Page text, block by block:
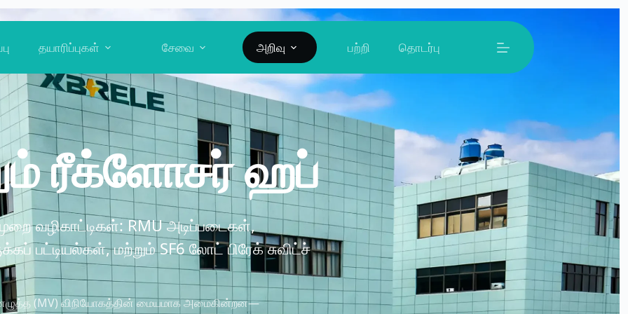
தயாரிப்புகள் சேவை அறிவு பற்றி தொடர்பு
ரீக்ளோசர் ஹப்
வழிகாட்டிகள்: RMU அடிப்படைகள்,
பட்டியல்கள், மற்றும் SF6 லோட் பிரேக் சுவிட்ச்
(MV) விநியோகத்தின் மையமாக அமைகின்றன—